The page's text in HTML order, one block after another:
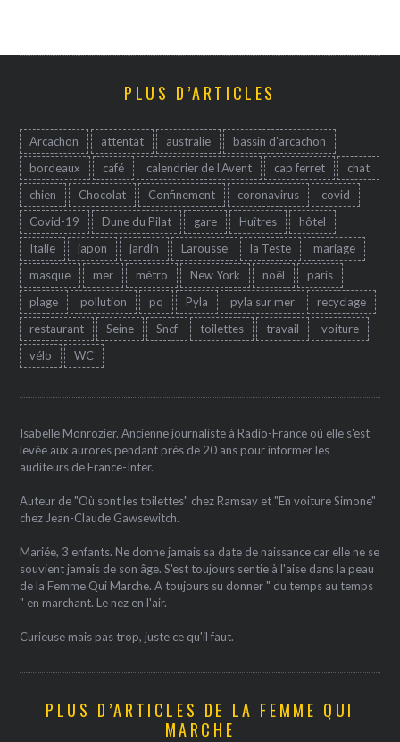
PLUS D’ARTICLES
Arcachon attentat australie
bassin d'arcachon
bordeaux
café calendrier de l'Avent cap ferret
chat
chien
Chocolat Confinement coronavirus
covid
Covid-19
Dune du Pilat gare Huîtres
hôtel
Italie
japon jardin Larousse la Teste
mariage
masque
mer métro New York noêl
paris
plage
pollution pq Pyla pyla sur mer
recyclage
restaurant
Seine Sncf toilettes travail
voiture
vélo
WC
Isabelle Monrozier. Ancienne journaliste à Radio-France où elle s'est
levée aux aurores pendant près de 20 ans pour informer les
auditeurs de France-Inter.
Auteur de "Où sont les toilettes" chez Ramsay et "En voiture Simone"
chez Jean-Claude Gawsewitch.
Mariée, 3 enfants. Ne donne jamais sa date de naissance car elle ne se
souvient jamais de son âge. S'est toujours sentie à l'aise dans la peau
de la Femme Qui Marche. A toujours su donner " du temps au temps
" en marchant. Le nez en l'air.
Curieuse mais pas trop, juste ce qu'il faut.
PLUS D’ARTICLES DE LA FEMME QUI
MARCHE